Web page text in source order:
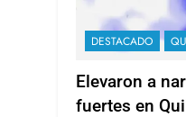
DESTACADO
Elevaron a
fuertes en